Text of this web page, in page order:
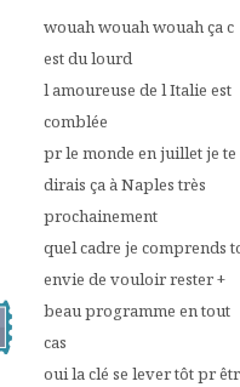
wouah wouah wouah ça c
est du lourd
l amoureuse de l Italie est
comblée
pr le monde en juillet je te
dirais ça à Naples très
prochainement
quel cadre je comprends
envie de vouloir rester +
beau programme en tout
cas
oui la clé se lever tôt pr